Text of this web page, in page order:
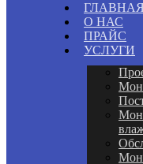
ГЛАВНАЯ
О НАС
ПРАЙС
УСЛУГИ